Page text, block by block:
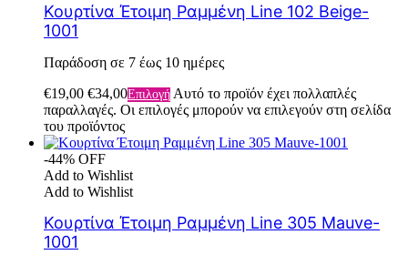
Κουρτίνα Έτοιμη Ραμμένη Line 102 Beige-
1001
Παράδοση σε 7 έως 10 ημέρες
€19,00 €34,00Επιλογή Αυτό το προϊόν έχει πολλαπλές
παραλλαγές. Οι επιλογές μπορούν να επιλεγούν στη σελίδα
του προϊόντος
-44% OFF
Add to Wishlist
Add to Wishlist
Κουρτίνα Έτοιμη Ραμμένη Line 305 Mauve-
1001